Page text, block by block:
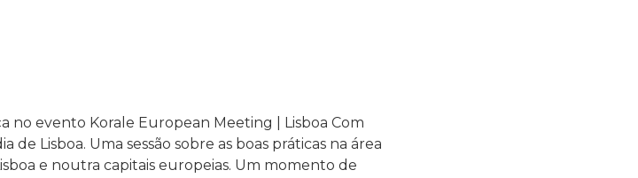
no evento Korale European Meeting | Lisboa Com
de Lisboa. Uma sessão sobre as boas práticas na área
e noutra capitais europeias. Um momento de